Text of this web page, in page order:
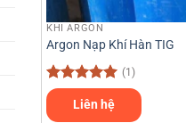
KHÍ ARGON
Argon Nạp Khí Hàn TIG
Được xếp
hạng55
(1)
Liên hệ